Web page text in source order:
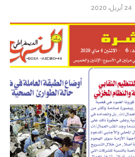
24 أبريل، 2020